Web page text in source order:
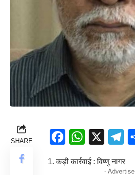
SHARE Facebook
X
1. कड़ी कार्रवाई : विष्णु नागर
-